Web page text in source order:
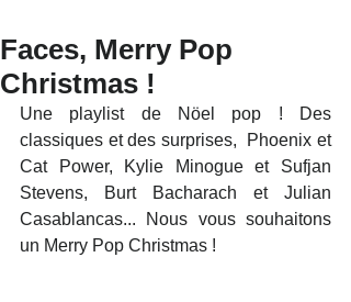
Faces, Merry Pop
Christmas !
Une playlist de Nöel pop ! Des
classiques et des surprises,  Phoenix et
Cat Power, Kylie Minogue et Sufjan
Stevens, Burt Bacharach et Julian
Casablancas... Nous vous souhaitons
un Merry Pop Christmas !